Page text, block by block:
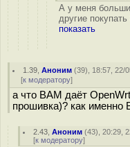
А у меня
другие
показать
1.39 ,Аноним (39), 18:57, 22/
[к модератору]
а что ВАМ даёт
прошивка)? как именно
2.43 ,Аноним (43), 20:29,
[к модератору]